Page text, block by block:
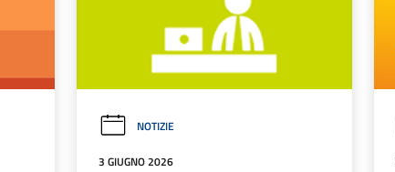
NOTIZIE
3 GIUGNO 2026